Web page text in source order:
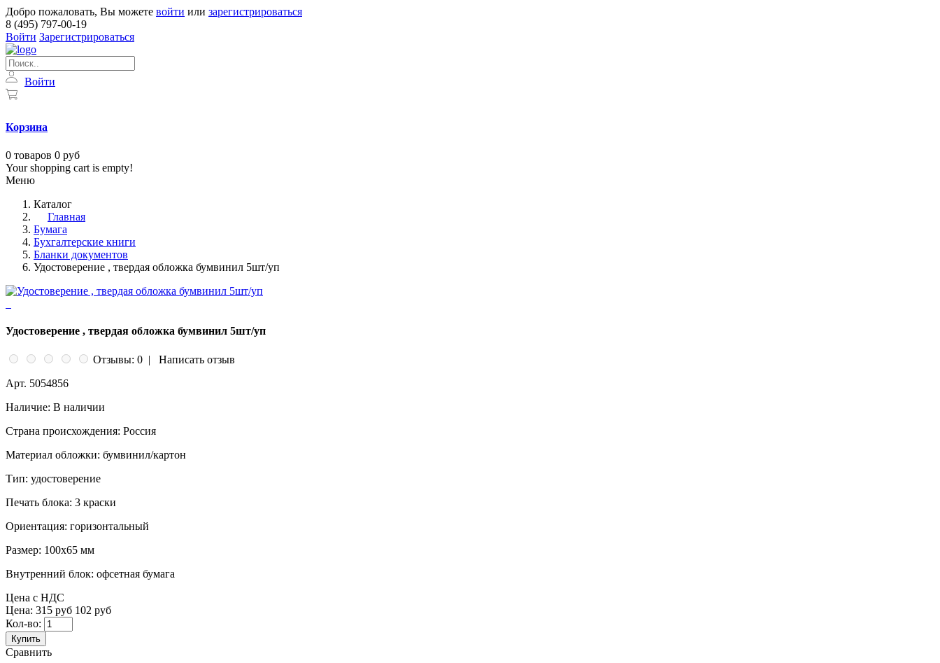
Добро пожаловать, Вы можете войти или зарегистрироваться
8 (495) 797-00-19
Войти Зарегистрироваться
Войти
Корзина
0 товаров 0 руб
Your shopping cart is empty!
Меню
Каталог
Главная
Бумага
Бухгалтерские книги
Бланки документов
Удостоверение , твердая обложка бумвинил 5шт/уп
Удостоверение , твердая обложка бумвинил 5шт/уп
Отзывы: 0 |
Написать отзыв
Арт. 5054856
Наличие: В наличии
Страна происхождения: Россия
Материал обложки: бумвинил/картон
Тип: удостоверение
Печать блока: 3 краски
Ориентация: горизонтальный
Размер: 100x65 мм
Внутренний блок: офсетная бумага
Цена с НДС
Цена: 315 руб 102 руб
Кол-во:
Купить
Сравнить